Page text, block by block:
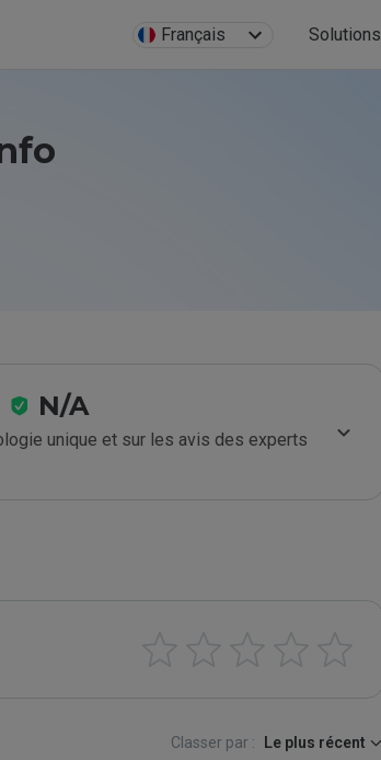
Français Solutions
N/A
unique et sur les avis des experts
Classer par : Le plus récent